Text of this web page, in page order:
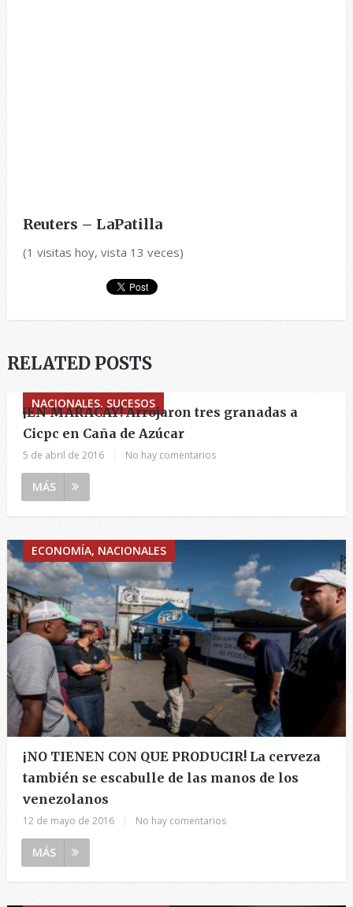
Reuters – LaPatilla
(1 visitas hoy, vista 13 veces)
RELATED POSTS
NACIONALES, SUCESOS
¡EN MARACAY! Arrojaron tres granadas a
Cicpc en Caña de Azúcar
5 de abril de 2016 No hay comentarios
MÁS
ECONOMÍA, NACIONALES
¡NO TIENEN CON QUE PRODUCIR! La cerveza
también se escabulle de las manos de los
venezolanos
12 de mayo de 2016 No hay comentarios
MÁS